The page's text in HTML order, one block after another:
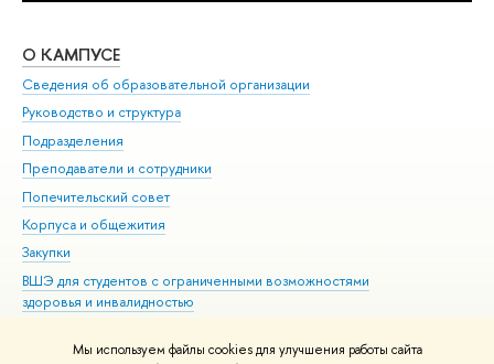
Мы используем файлы cookies для улучшения работы сайта
О КАМПУСЕ
Сведения об образовательной организации
Руководство и структура
Подразделения
Преподаватели и сотрудники
Попечительский совет
Корпуса и общежития
Закупки
ВШЭ для студентов с ограниченными возможностями
здоровья и инвалидностью
Единая платежная страница